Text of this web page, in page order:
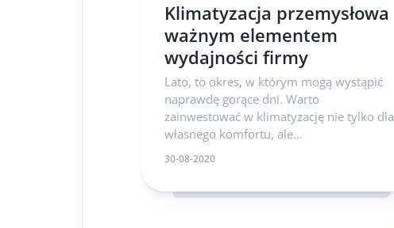
Klimatyzacja przemysłowa
ważnym elementem
wydajności firmy
Lato, to okres, w którym mogą wystąpić
naprawdę gorące dni. Warto
zainwestować w klimatyzację nie tylko dla
własnego komfortu, ale...
30-08-2020